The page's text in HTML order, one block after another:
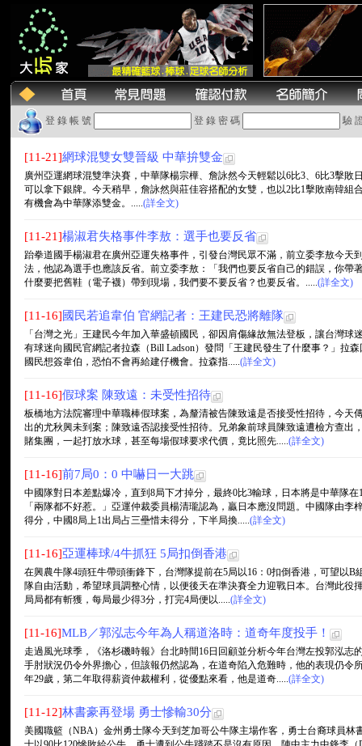
登 錄 帳 號 登 錄 密 碼 驗
[11-21]網球混雙女雙晉級 中華拚雙金
廣州亞運網球混雙準決賽，中華隊楊宗樺、詹詠然今天輕鬆以6比3、6比3擊敗
可以拿下銀牌。今天稍早，詹詠然與莊佳容搭配的女雙，也以2比1擊敗南韓組
有機會為中華隊添雙金。.....(詳全文)
[11-21]楊淑君失格事件李敖：選手也要反省
跆拳道國手楊淑君在廣州亞運失格事件，引發台灣民眾不滿，前立委李敖今天
法，他認為選手也應該反省。前立委李敖：「我們也要反省自己的錯誤，你帶
什麼要把舊鞋（電子襪）帶到現場，我們要不要反省？也要反省。.....(詳全文)
[11-16]國民若追韋伯 官網記者：王建民恐將離隊
「台灣之光」王建民今年加入華盛頓國民，卻因肩傷緣故無法登板，讓台灣
有球迷向國民官網記者拉森（Bill Ladson）發問「王建民發生了什麼事？」拉
國民想簽韋伯，恐怕不會再給建仔機會。拉森指.....(詳全文)
[11-16]假球案 陳致遠：未受性招待
板橋地方法院審理中華職棒假球案，為釐清被告陳致遠是否接受性招待，今天
出的尤秋興未到案；陳致遠否認接受性招待。兄弟象前球員陳致遠遭檢方查出
賭集團，一起打放水球，甚至每場假球要求代價，竟比照先.....(詳全文)
[11-16]前7局0：0 中嚇日一大跳
中國隊對日本差點爆冷，直到8局下才掉分，最終0比3輸球，日本將是中華隊
「兩隊都不好惹。」亞運仲裁委員楊清瓏認為，贏日本應沒問題。中國隊由
得分，中國8局上1出局占三壘惜未得分，下半局換.....(詳全文)
[11-16]亞運棒球/4牛抓狂 5局扣倒香港
在興農牛隊4頭狂牛帶頭衝鋒下，台灣隊提前在5局以16：0扣倒香港，可望以
隊自由活動，希望球員調整心情，以便後天在準決賽全力迎戰日本。台灣此役
局局都有斬獲，每局最少得3分，打完4局便以.....(詳全文)
[11-16]MLB／郭泓志今年為人稱道洛時：道奇年度投手！
走過風光球季，《洛杉磯時報》台北時間16日回顧並分析今年台灣左投郭泓志
手肘狀況仍令外界擔心，但該報仍然認為，在道奇陷入危難時，他的表現仍令
年29歲，第二年取得薪資仲裁權利，從優點來看，他是道奇.....(詳全文)
[11-12]林書豪再登場 勇士慘輸30分
美國職籃（NBA）金州勇士隊今天到芝加哥公牛隊主場作客，勇士台裔球員林